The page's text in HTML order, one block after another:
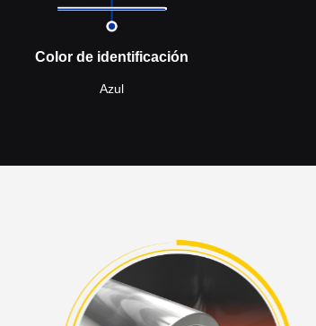
Color de identificación
Azul